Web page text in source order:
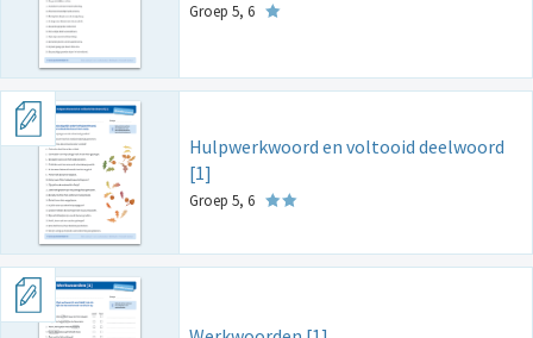
Groep 5, 6
Hulpwerkwoord en voltooid deelwoord
[1]
Groep 5, 6